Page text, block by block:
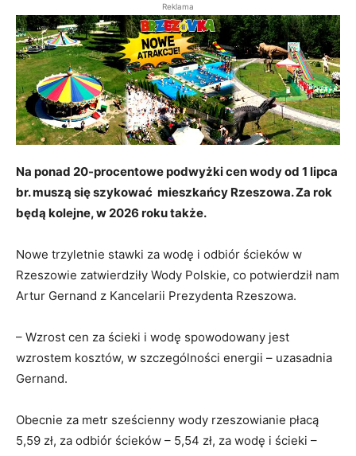
Reklama
Na ponad 20-procentowe podwyżki cen wody od 1 lipca
br. muszą się szykować mieszkańcy Rzeszowa. Za rok
będą kolejne, w 2026 roku także.
Nowe trzyletnie stawki za wodę i odbiór ścieków w
Rzeszowie zatwierdziły Wody Polskie, co potwierdził nam
Artur Gernand z Kancelarii Prezydenta Rzeszowa.
– Wzrost cen za ścieki i wodę spowodowany jest
wzrostem kosztów, w szczególności energii – uzasadnia
Gernand.
Obecnie za metr sześcienny wody rzeszowianie płacą
5,59 zł, za odbiór ścieków – 5,54 zł, za wodę i ścieki –